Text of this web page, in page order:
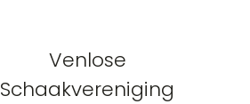
Venlose
Schaakvereniging